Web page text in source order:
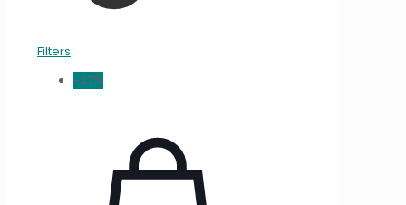
Filters
-27%